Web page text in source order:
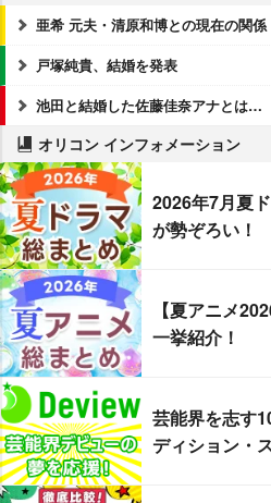
亜希 元夫・清原和博との現在の関係
戸塚純貴、結婚を発表
池田と結婚した佐藤佳奈アナとは…
オリコン インフォメーション
2026年7月夏
が勢ぞろい！
【夏アニメ
一挙紹介！
芸能界を志す
ディション・